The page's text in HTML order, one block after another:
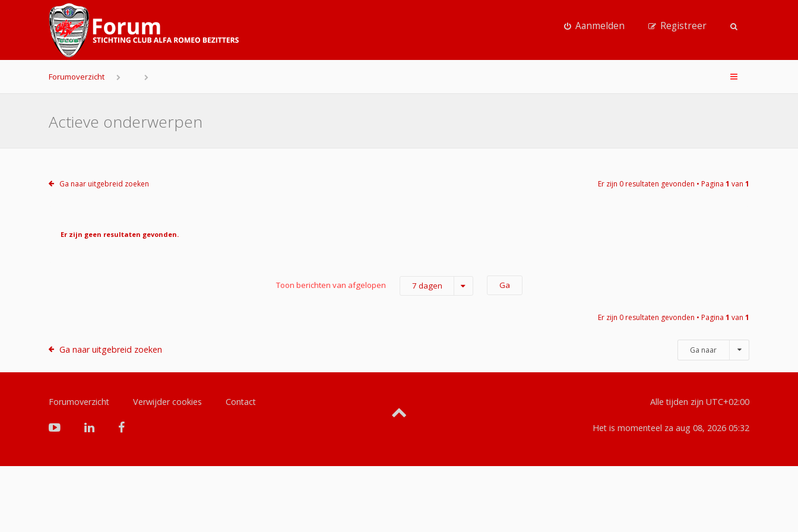
Aanmelden Registreer
Forumoverzicht
Actieve onderwerpen
Ga naar uitgebreid zoeken Er zijn 0 resultaten gevonden • Pagina 1 van 1
Er zijn geen resultaten gevonden.
Toon berichten van afgelopen 7 dagen
Er zijn 0 resultaten gevonden • Pagina 1 van 1
Ga naar uitgebreid zoeken Ga naar
Forumoverzicht Verwijder cookies Contact Alle tijden zijn UTC+02:00
Het is momenteel za aug 08, 2026 05:32